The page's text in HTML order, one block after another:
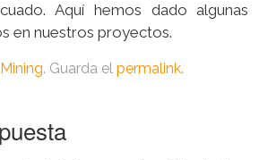
Aquí hemos dado algunas
en nuestros proyectos.
. Guarda el permalink.